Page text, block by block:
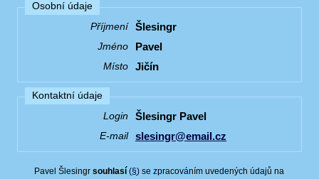
Osobní údaje
Příjmení
Šlesingr
Jméno Pavel
Místo Jičín
Kontaktní údaje
Login
Šlesingr Pavel
E-mail slesingr@email.cz
Pavel Šlesingrsouhlasí (§) se zpracováním uvedených údajů na